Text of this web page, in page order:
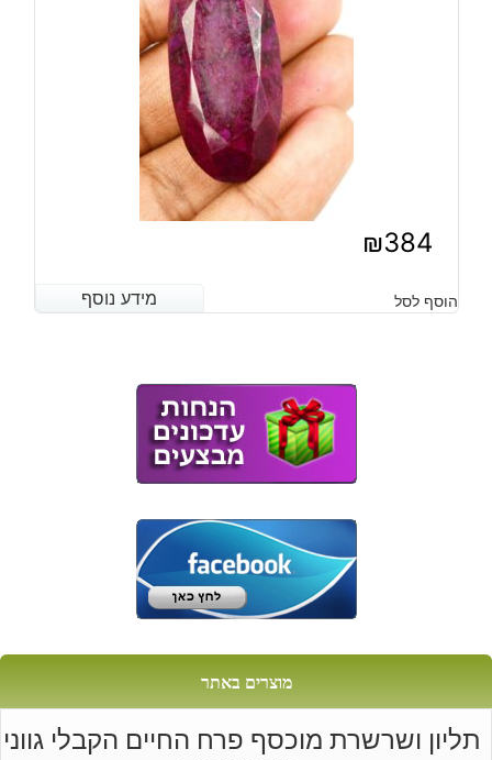
₪384
מידע נוסף הוסף לסל מידע נוסף
מוצרים באתר
תליון ושרשרת מוכסף פרח החיים הקבלי גווני